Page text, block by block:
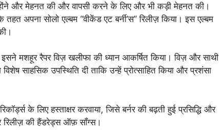
और मेहनत की और वापसी करने के लिए और भी कड़ी मेहनत की।
अपना सोलो एल्बम “वीकेंड एट बर्नी’स” रिलीज़ किया। इस एल्बम
मशहूर रैपर विज़ खलीफा की ध्यान आकर्षित किया। विज़ और साथी
साहसिक उपस्थिति दी ताकि उन्हें प्रोत्साहित किया और प्रशंसा
के लिए हस्ताक्षर करवाया, जिसे बर्नर की बढ़ती हुई प्रसिद्धि और
की हैंडरेड्स ऑफ़ सॉंग्स।